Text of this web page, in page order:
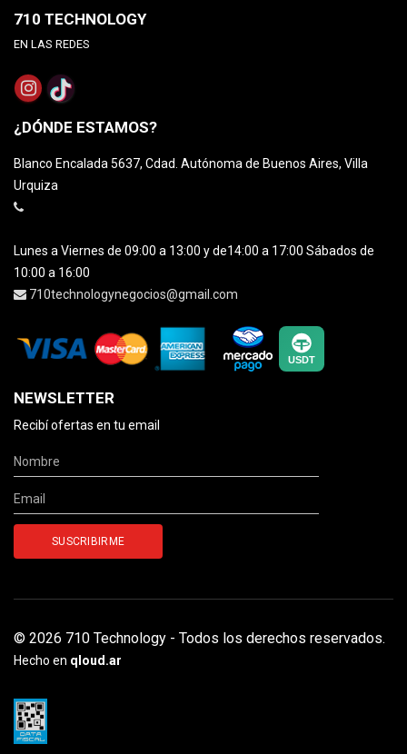
710 TECHNOLOGY
EN LAS REDES
¿DÓNDE ESTAMOS?
Blanco Encalada 5637, Cdad. Autónoma de Buenos Aires, Villa
Urquiza
Lunes a Viernes de 09:00 a 13:00 y de14:00 a 17:00 Sábados de
10:00 a 16:00
710technologynegocios@gmail.com
NEWSLETTER
Recibí ofertas en tu email
© 2026 710 Technology - Todos los derechos reservados.
Hecho en qloud.ar